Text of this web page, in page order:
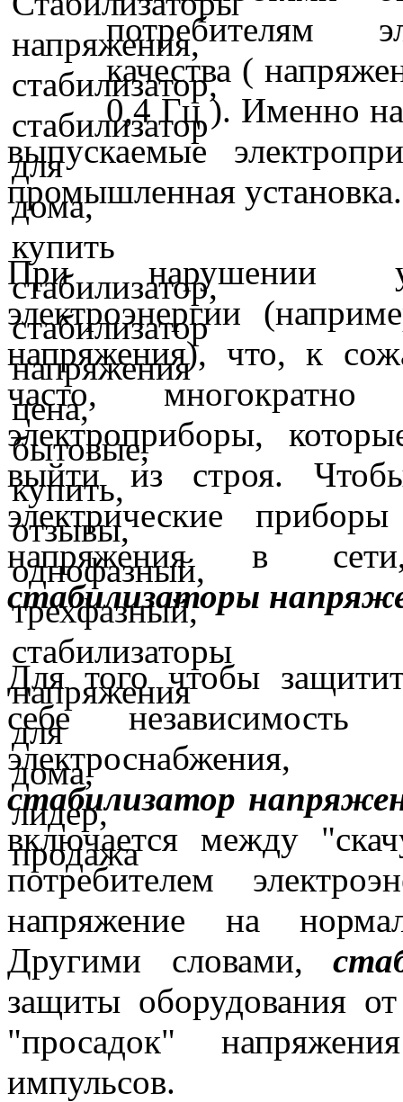
потребителям
качества (
0,4 Гц ). Именно на
выпускаемые
промышленная установка.
При нарушении
электроэнергии
напряжения), что, к
часто,
электроприборы,
выйти из строя.
электрические
напряжения в
стабилизаторы
Для того чтобы
себе
стабилизатор
включается между
потребителем
напряжение на
Другими словами,
защиты оборудования
"просадок"
импульсов.